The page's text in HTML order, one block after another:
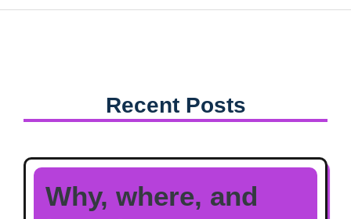
Recent Posts
Why, where, and